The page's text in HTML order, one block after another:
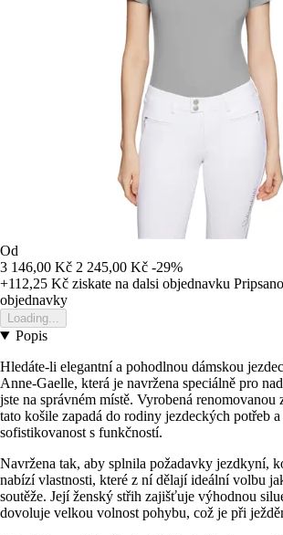
Od
3 146,00 Kč 2 245,00 Kč -29%
+112,25 Kč ziskate na dalsi objednavku
objednavky
Loading...
Popis
Hledáte-li elegantní a pohodlnou dámskou
Anne-Gaelle, která je navržena speciálně pro
jste na správném místě. Vyrobená renomovanou
tato košile zapadá do rodiny jezdeckých potřeb
sofistikovanost s funkčností.
Navržena tak, aby splnila požadavky jezdkyní,
nabízí vlastnosti, které z ní dělají ideální volbu
soutěže. Její ženský střih zajišťuje výhodnou
dovoluje velkou volnost pohybu, což je při